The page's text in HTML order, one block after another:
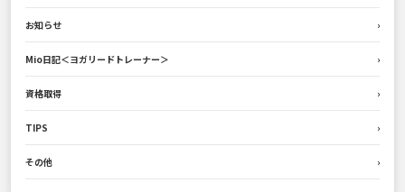
お知らせ ›
Mio日記＜ヨガリードトレーナー＞ ›
資格取得 ›
TIPS ›
その他 ›